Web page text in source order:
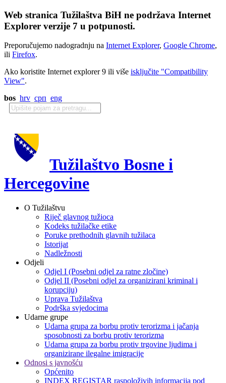
Web stranica Tužilaštva BiH ne podržava Internet
Explorer verzije 7 u potpunosti.
Preporučujemo nadogradnju na Internet Explorer, Google Chrome,
ili Firefox.
Ako koristite Internet explorer 9 ili više isključite "Compatibility
View".
bos hrv срп eng
Tužilaštvo Bosne i
Hercegovine
O Tužilaštvu
Riječ glavnog tužioca
Kodeks tužilačke etike
Poruke prethodnih glavnih tužilaca
Istorijat
Nadležnosti
Odjeli
Odjel I (Posebni odjel za ratne zločine)
Odjel II (Posebni odjel za organizirani kriminal i
korupciju)
Uprava Tužilaštva
Podrška svjedocima
Udarne grupe
Udarna grupa za borbu protiv terorizma i jačanja
sposobnosti za borbu protiv terorizma
Udarna grupa za borbu protiv trgovine ljudima i
organizirane ilegalne imigracije
Odnosi s javnošću
Općenito
INDEX REGISTAR raspoloživih informacija pod